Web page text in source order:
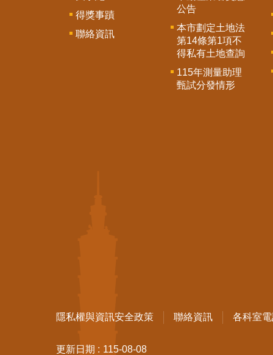
得獎事蹟
聯絡資訊
公告
本市劃定土地法
第14條第1項不
得私有土地查詢
115年測量助理
甄試分發情形
隱私權與資訊安全政策 聯絡資訊 各科室
更新日期
115-08-08